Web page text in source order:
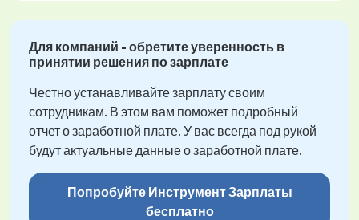
Для компаний - обретите уверенность в
принятии решения по зарплате
Честно устанавливайте зарплату своим
сотрудникам. В этом вам поможет подробный
отчет о заработной плате. У вас всегда под рукой
будут актуальные данные о заработной плате.
Попробуйте Инструмент Зарплаты
бесплатно